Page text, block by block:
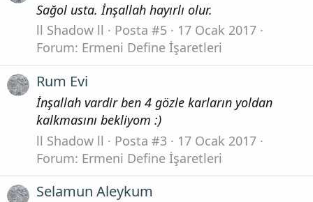
Sağol usta. İnşallah hayırlı olur.
ll Shadow ll
Posta #5
17 Ocak 2017
Forum: Ermeni Define İşaretleri
Rum Evi
İnşallah vardir ben 4 gözle karların yoldan
kalkmasını bekliyom :)
ll Shadow ll
Posta #3
17 Ocak 2017
Forum: Ermeni Define İşaretleri
Selamun Aleykum